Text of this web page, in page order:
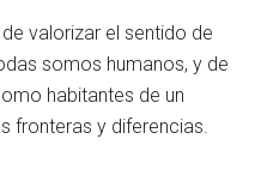
valorizar el sentido de
somos humanos, y de
habitantes de un
fronteras y diferencias.